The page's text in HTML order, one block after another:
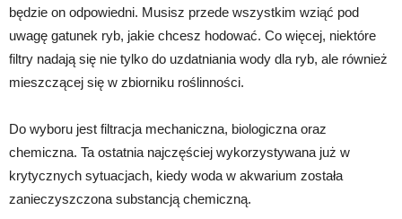
będzie on odpowiedni. Musisz przede wszystkim wziąć pod
uwagę gatunek ryb, jakie chcesz hodować. Co więcej, niektóre
filtry nadają się nie tylko do uzdatniania wody dla ryb, ale również
mieszczącej się w zbiorniku roślinności.
Do wyboru jest filtracja mechaniczna, biologiczna oraz
chemiczna. Ta ostatnia najczęściej wykorzystywana już w
krytycznych sytuacjach, kiedy woda w akwarium została
zanieczyszczona substancją chemiczną.